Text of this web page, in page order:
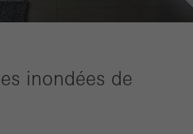
inondées de